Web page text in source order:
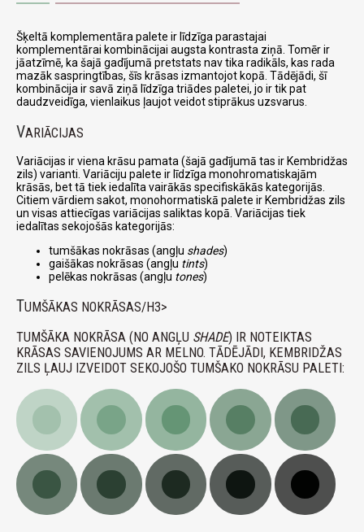
Šķeltā komplementāra palete ir līdzīga parastajai
komplementārai kombinācijai augsta kontrasta ziņā. Tomēr ir
jāatzīmē, ka šajā gadījumā pretstats nav tika radikāls, kas rada
mazāk saspringtības, šīs krāsas izmantojot kopā. Tādējādi, šī
kombinācija ir savā ziņā līdzīga triādes paletei, jo ir tik pat
daudzveidīga, vienlaikus ļaujot veidot stiprākus uzsvarus.
VARIĀCIJAS
Variācijas ir viena krāsu pamata (šajā gadījumā tas ir Kembridžas
zils) varianti. Variāciju palete ir līdzīga monohromatiskajām
krāsās, bet tā tiek iedalīta vairākās specifiskākās kategorijās.
Citiem vārdiem sakot, monohormatiskā palete ir Kembridžas zils
un visas attiecīgas variācijas saliktas kopā. Variācijas tiek
iedalītas sekojošās kategorijās:
tumšākas nokrāsas (angļu shades)
gaišākas nokrāsas (angļu tints)
pelēkas nokrāsas (angļu tones)
TUMŠĀKAS NOKRĀSAS/H3>
TUMŠĀKA NOKRĀSA (NO ANGĻU SHADE) IR NOTEIKTAS
KRĀSAS SAVIENOJUMS AR MELNO. TĀDĒJĀDI, KEMBRIDŽAS
ZILS ĻAUJ IZVEIDOT SEKOJOŠO TUMŠAKO NOKRĀSU PALETI: